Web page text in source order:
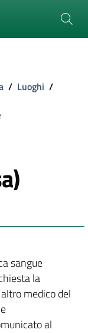
/ Luoghi /
sangue
la
medico del
al